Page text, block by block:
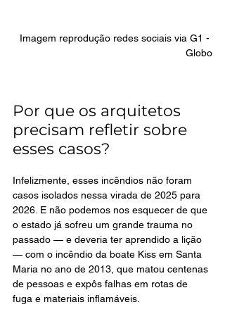
Imagem reprodução redes sociais via G1 -
Globo
Por que os arquitetos
precisam refletir sobre
esses casos?
Infelizmente, esses incêndios não foram
casos isolados nessa virada de 2025 para
2026. E não podemos nos esquecer de que
o estado já sofreu um grande trauma no
passado — e deveria ter aprendido a lição
— com o incêndio da boate Kiss em Santa
Maria no ano de 2013, que matou centenas
de pessoas e expôs falhas em rotas de
fuga e materiais inflamáveis.